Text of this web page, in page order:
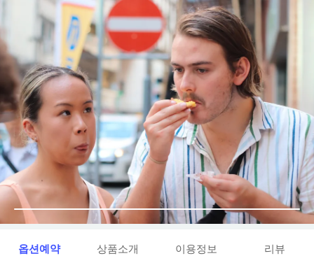
옵션예약 상품소개 이용정보 리뷰